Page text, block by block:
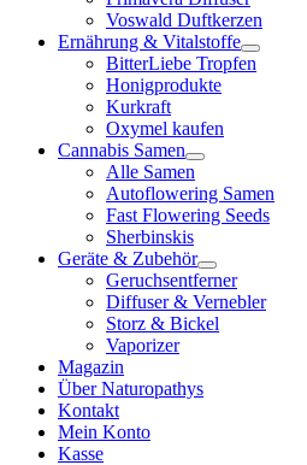
Voswald Duftkerzen
Ernährung & Vitalstoffe
BitterLiebe Tropfen
Honigprodukte
Kurkraft
Oxymel kaufen
Cannabis Samen
Alle Samen
Autoflowering Samen
Fast Flowering Seeds
Sherbinskis
Geräte & Zubehör
Geruchsentferner
Diffuser & Vernebler
Storz & Bickel
Vaporizer
Magazin
Über Naturopathys
Kontakt
Mein Konto
Kasse